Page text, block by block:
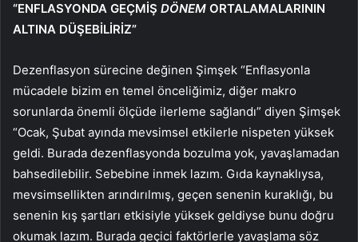
“ENFLASYONDA GEÇMİŞ DÖNEM ORTALAMALARININ
ALTINA DÜŞEBİLİRİZ”
Dezenflasyon sürecine değinen Şimşek “Enflasyonla
mücadele bizim en temel önceliğimiz, diğer makro
sorunlarda önemli ölçüde ilerleme sağlandı” diyen Şimşek
“Ocak, Şubat ayında mevsimsel etkilerle nispeten yüksek
geldi. Burada dezenflasyonda bozulma yok, yavaşlamadan
bahsedilebilir. Sebebine inmek lazım. Gıda kaynaklıysa,
mevsimsellikten arındırılmış, geçen senenin kuraklığı, bu
senenin kış şartları etkisiyle yüksek geldiyse bunu doğru
okumak lazım. Burada geçici faktörlerle yavaşlama söz